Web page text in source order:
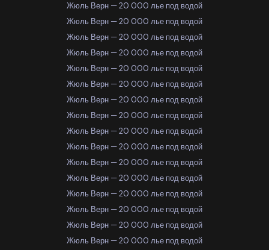
Жюль Верн — 20 000 лье под водой
Жюль Верн — 20 000 лье под водой
Жюль Верн — 20 000 лье под водой
Жюль Верн — 20 000 лье под водой
Жюль Верн — 20 000 лье под водой
Жюль Верн — 20 000 лье под водой
Жюль Верн — 20 000 лье под водой
Жюль Верн — 20 000 лье под водой
Жюль Верн — 20 000 лье под водой
Жюль Верн — 20 000 лье под водой
Жюль Верн — 20 000 лье под водой
Жюль Верн — 20 000 лье под водой
Жюль Верн — 20 000 лье под водой
Жюль Верн — 20 000 лье под водой
Жюль Верн — 20 000 лье под водой
Жюль Верн — 20 000 лье под водой